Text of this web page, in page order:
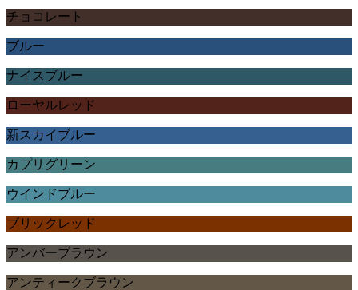
チョコレート
ブルー
ナイスブルー
ローヤルレッド
新スカイブルー
カプリグリーン
ウインドブルー
ブリックレッド
アンバーブラウン
アンティークブラウン